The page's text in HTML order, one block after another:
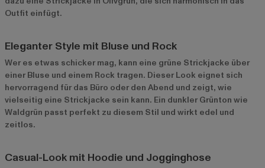
Outfit einfügt.
Eleganter Style mit Bluse und Rock
Wer es etwas schicker mag, kann eine grüne Strickjacke über
einer Bluse und einem Rock tragen. Dieser Look eignet sich
hervorragend für das Büro oder den Abend und zeigt, wie
vielseitig eine Strickjacke sein kann. Ein dunkler Grünton wie
Waldgrün passt perfekt zu diesem Stil und wirkt edel und
zeitlos.
Casual-Look mit Hoodie und Jogginghose